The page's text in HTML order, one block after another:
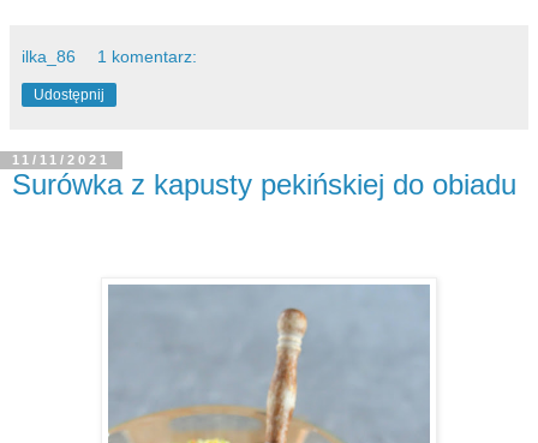
ilka_86 1 komentarz:
Udostępnij
11/11/2021
Surówka z kapusty pekińskiej do obiadu